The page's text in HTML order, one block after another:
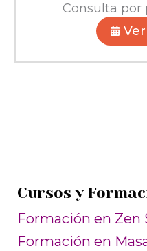
Consulta por
Cursos y
Formación en Zen
Formación en